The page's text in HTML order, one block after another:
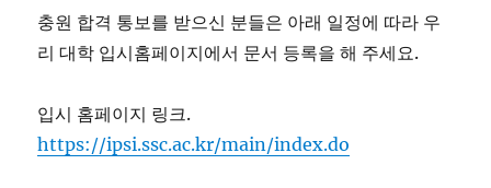
충원 합격 통보를 받으신 분들은 아래 일정에 따라 우
리 대학 입시홈페이지에서 문서 등록을 해 주세요.
입시 홈페이지 링크.
https://ipsi.ssc.ac.kr/main/index.do